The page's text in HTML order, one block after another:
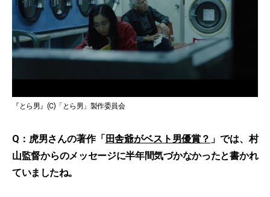
『とら男』(C)「とら男」製作委員会
Q：虎男さんの著作「 田舎爺がベスト男優賞？ 」では、村
山監督からのメッセージに半年間気づかなかったと書かれ
ていましたね。